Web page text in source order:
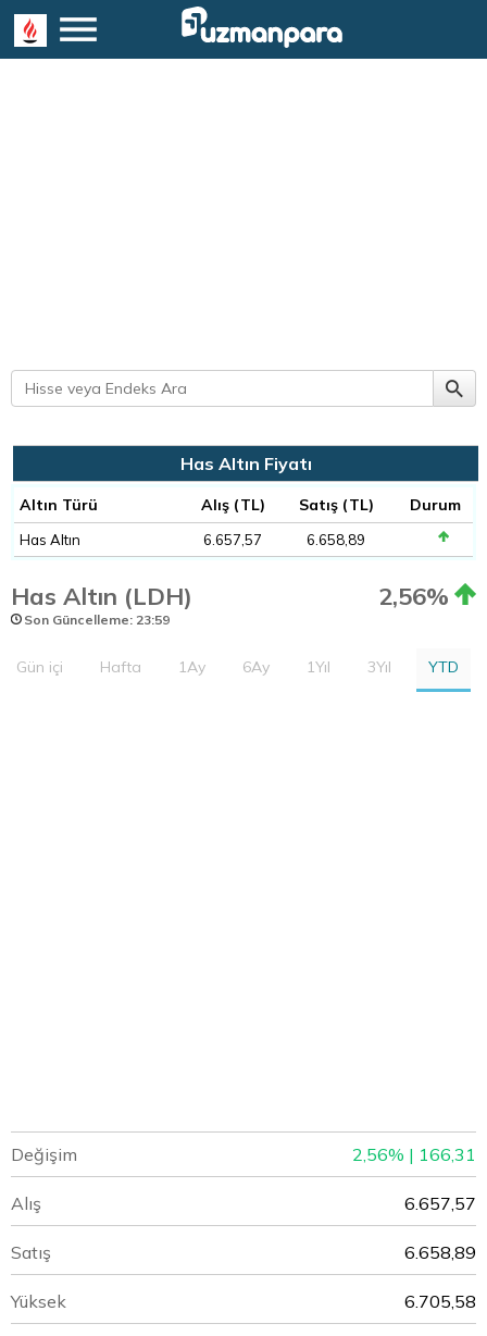
Has Altın Fiyatı
Altın Türü Alış (TL) Satış (TL) Durum
Has Altın 6.657,57 6.658,89
Has Altın (LDH) 2,56%
Son Güncelleme: 23:59
Gün içi Hafta 1Ay 6Ay 1Yıl 3Yıl YTD
Değişim 2,56% | 166,31
Alış 6.657,57
Satış 6.658,89
Yüksek 6.705,58